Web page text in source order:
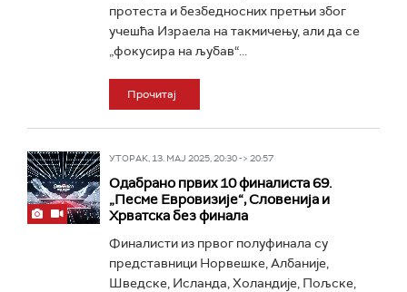
протеста и безбедносних претњи због
учешћа Израела на такмичењу, али да се
„фокусира на љубав“...
Прочитај
УТОРАК, 13. МАЈ 2025, 20:30 -> 20:57
Одабрано првих 10 финалиста 69.
„Песме Евровизије“, Словенија и
Хрватска без финала
Финалисти из првог полуфинала су
представници Норвешке, Албаније,
Шведске, Исланда, Холандије, Пољске,